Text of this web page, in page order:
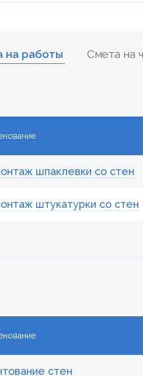
на работы Смета на
шпаклевки со стен
штукатурки со стен
стен